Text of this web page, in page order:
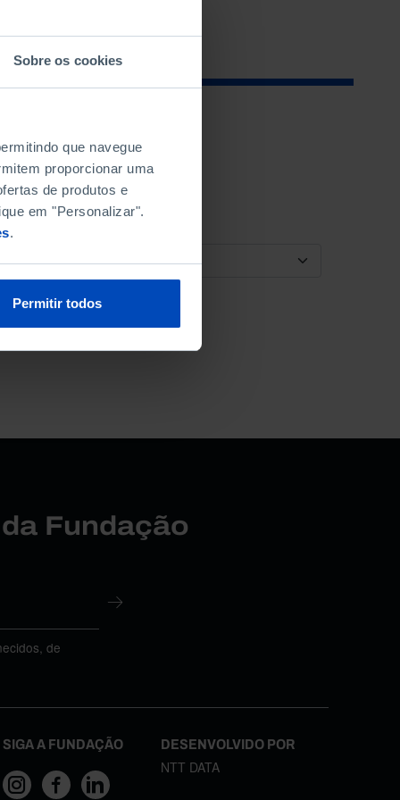
Sobre os cookies
que navegue
proporcionar uma
de produtos e
em "Personalizar".
.
Permitir todos
ORDENAR POR
Fundação
de
SIGA A FUNDAÇÃO DESENVOLVIDO POR
NTT DATA